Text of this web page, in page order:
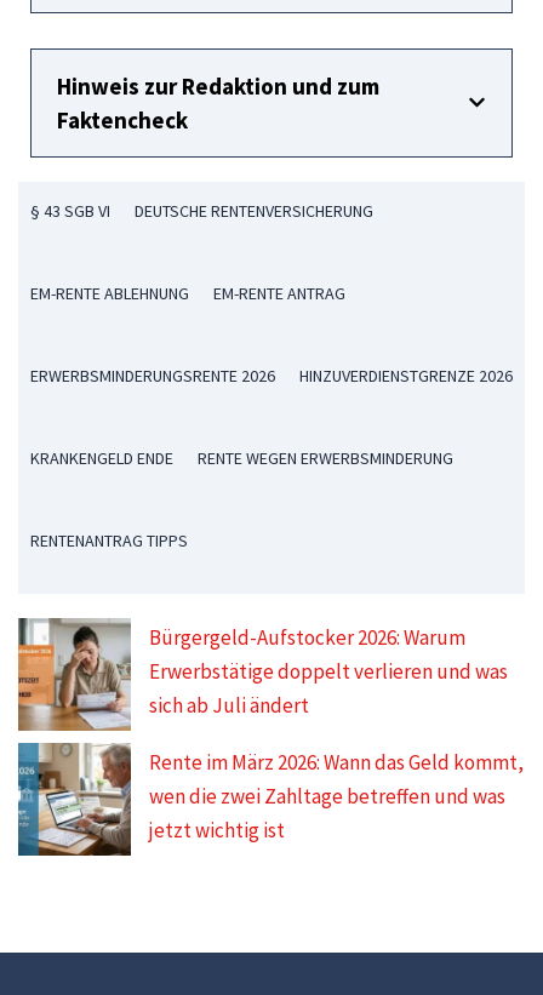
Hinweis zur Redaktion und zum
Faktencheck
§ 43 SGB VI DEUTSCHE RENTENVERSICHERUNG
EM-RENTE ABLEHNUNG EM-RENTE ANTRAG
ERWERBSMINDERUNGSRENTE 2026 HINZUVERDIENSTGRENZE 2026
KRANKENGELD ENDE RENTE WEGEN ERWERBSMINDERUNG
RENTENANTRAG TIPPS
Bürgergeld-Aufstocker 2026: Warum
Erwerbstätige doppelt verlieren und was
sich ab Juli ändert
Rente im März 2026: Wann das Geld kommt,
wen die zwei Zahltage betreffen und was
jetzt wichtig ist